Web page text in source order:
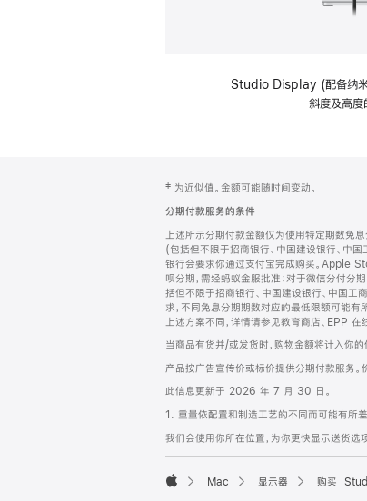
Studio Display (配备纳米
斜度及高度
页
脚
注
‡ 为近似值。金额可能随时间变动。
分期付款服务的条件
上述所示分期付款金额仅为使用特定期数免
(包括但不限于招商银行、中国建设银行、中
银行会要求你通过支付宝完成购买。Apple
呗分期，需经蚂蚁金服批准；对于微信分付分
括但不限于招商银行、中国建设银行、中国工
求，不同免息分期期数对应的最低限额可能
上述方案不同，详情请参见教育商店、EPP
当商品有货并/或发货时，购物金额将计入你
产品按广告宣传价或标价提供分期付款服务。
此信息更新于 2026 年 7 月 30 日。
1. 重量依配置和制造工艺的不同而可能有所差
我们会使用你所在位置，为你更快显示送货选
Mac 显示器 购买